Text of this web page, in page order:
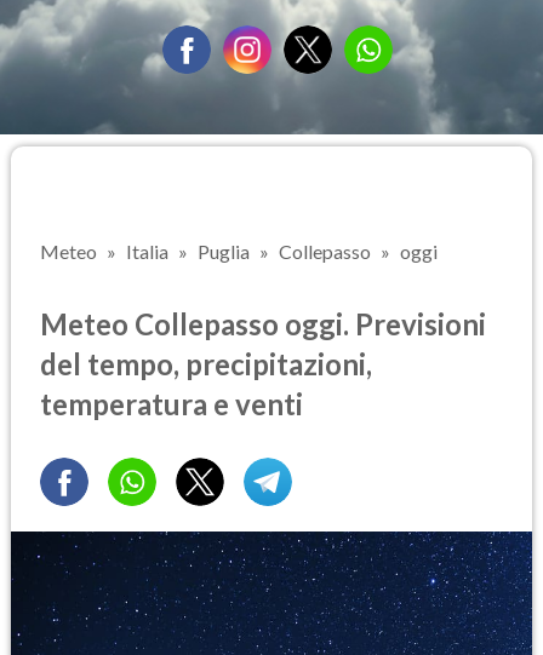
Meteo Italia Puglia Collepasso oggi
Meteo Collepasso oggi. Previsioni
del tempo, precipitazioni,
temperatura e venti